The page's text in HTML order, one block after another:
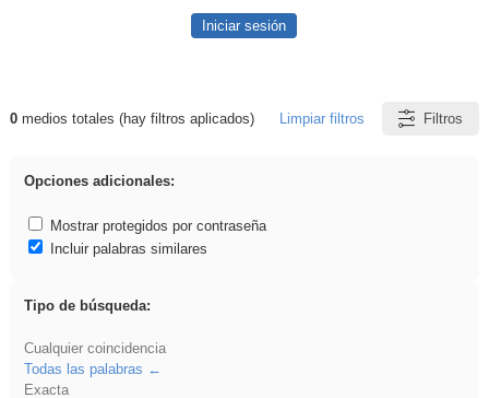
Iniciar sesión
Resultados de: gritar
0medios totales (hay filtros aplicados) Limpiar filtros Filtros
Opciones adicionales:
Mostrar protegidos por contraseña
Incluir palabras similares
Tipo de búsqueda:
Cualquier coincidencia
Todas las palabras
Exacta